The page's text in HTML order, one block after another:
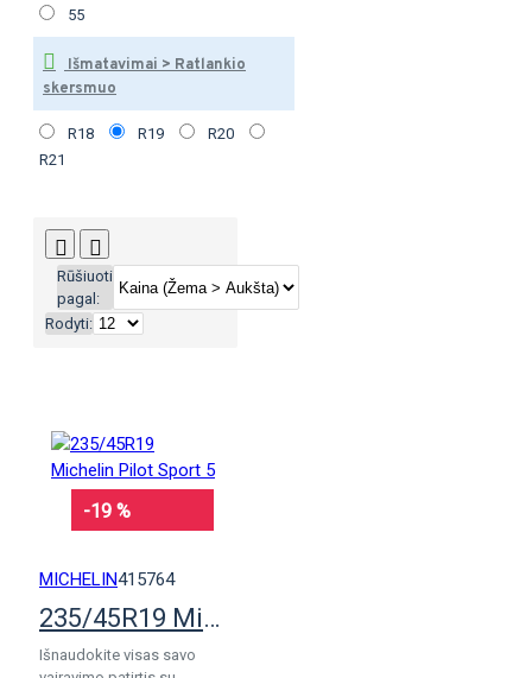
55
Išmatavimai > Ratlankio
skersmuo
R18 R19
R20
R21
Rūšiuoti
pagal:
Rodyti:
-19 %
MICHELIN415764
235/45R19 Michelin Pilot Sport 5
Išnaudokite visas savo